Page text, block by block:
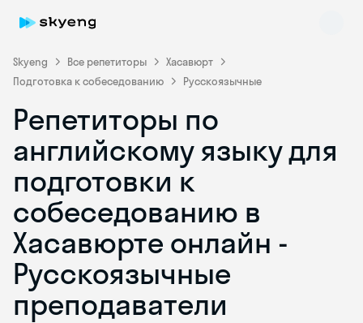
Skyeng Все репетиторы
Хасавюрт
Подготовка к собеседованию
Русскоязычные
Репетиторы по
английскому языку для
подготовки к
собеседованию в
Хасавюрте онлайн -
Русскоязычные
преподаватели